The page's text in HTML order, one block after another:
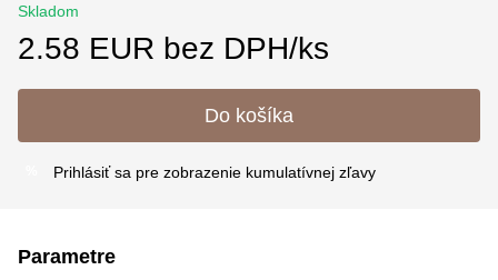
Skladom
2.58 EUR bez DPH/ks
Do košíka
Prihlásiť sa pre zobrazenie kumulatívnej zľavy
Parametre